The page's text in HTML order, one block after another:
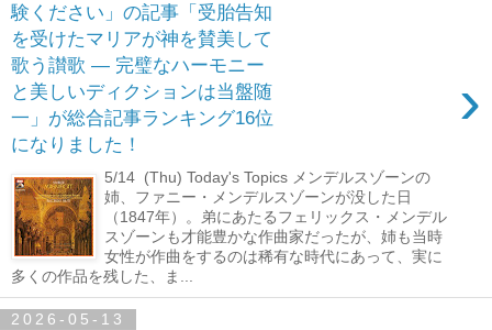
験ください」の記事「受胎告知
を受けたマリアが神を賛美して
歌う讃歌 ― 完璧なハーモニー
と美しいディクションは当盤随
一」が総合記事ランキング16位
になりました！
›
5/14 (Thu) Today's Topics メンデルスゾーンの
姉、ファニー・メンデルスゾーンが没した日
（1847年）。弟にあたるフェリックス・メンデル
スゾーンも才能豊かな作曲家だったが、姉も当時
女性が作曲をするのは稀有な時代にあって、実に
多くの作品を残した、ま...
2026-05-13